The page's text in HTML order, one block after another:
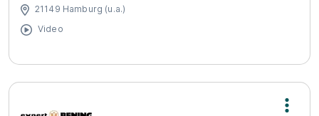
21149 Hamburg (u.a.)
Video